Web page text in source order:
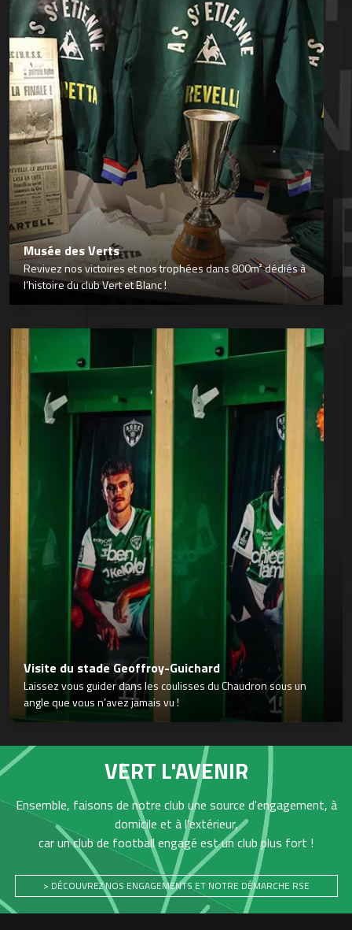
Musée des Verts
Revivez nos victoires et nos trophées dans 800m² dédiés à
l’histoire du club Vert et Blanc !
Visite du stade Geoffroy-Guichard
Laissez vous guider dans les coulisses du Chaudron sous un
angle que vous n’avez jamais vu !
VERT L'AVENIR
Ensemble, faisons de notre club une source d'engagement, à
domicile et à l'extérieur,
car un club de football engagé est un club plus fort !
> DÉCOUVREZ NOS ENGAGEMENTS ET NOTRE DÉMARCHE RSE